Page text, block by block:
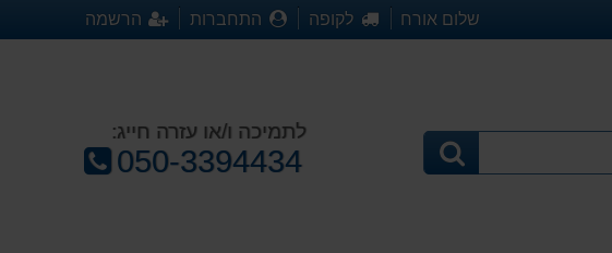
שלום אורח לקופה התחברות הרשמה
לתמיכה ו/או עזרה חייג:
טלפון:
050-3394434